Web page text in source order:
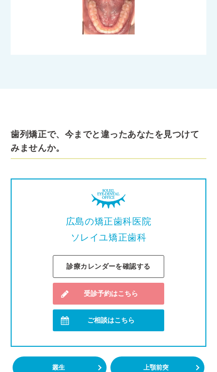
歯列矯正で、今までと違ったあなたを見つけて
みませんか。
広島の矯正歯科医院
ソレイユ矯正歯科
診療カレンダーを確認する
受診予約はこちら
ご相談はこちら
叢生 上顎前突